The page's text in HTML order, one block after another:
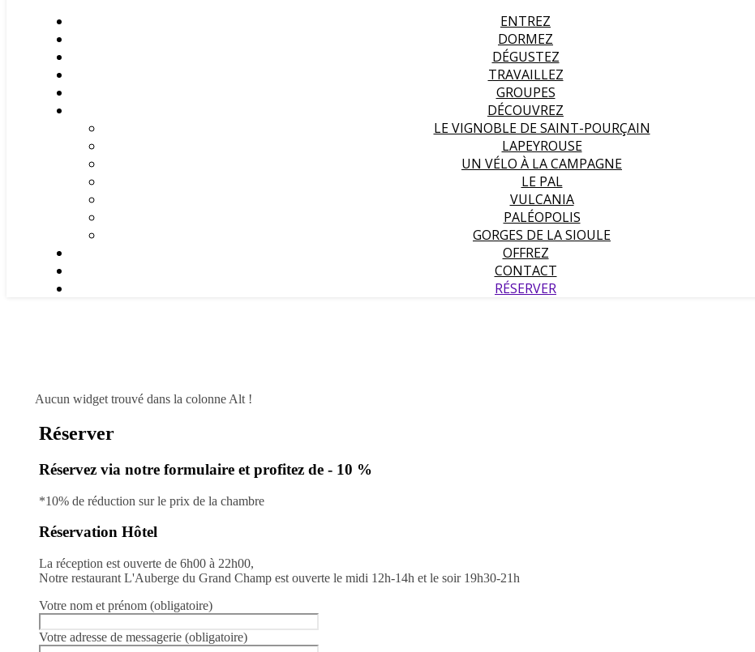
ENTREZ
DORMEZ
DÉGUSTEZ
TRAVAILLEZ
GROUPES
DÉCOUVREZ
LE VIGNOBLE DE SAINT-POURÇAIN
LAPEYROUSE
UN VÉLO À LA CAMPAGNE
LE PAL
VULCANIA
PALÉOPOLIS
GORGES DE LA SIOULE
OFFREZ
CONTACT
RÉSERVER
Aucun widget trouvé dans la colonne Alt !
Réserver
Réservez via notre formulaire et profitez de - 10 %
*10% de réduction sur le prix de la chambre
Réservation Hôtel
La réception est ouverte de 6h00 à 22h00,
Notre restaurant L'Auberge du Grand Champ est ouverte le midi 12h-14h et le soir 19h30-21h
Votre nom et prénom (obligatoire)
Votre adresse de messagerie (obligatoire)